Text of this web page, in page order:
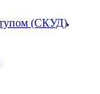
(СКУД)